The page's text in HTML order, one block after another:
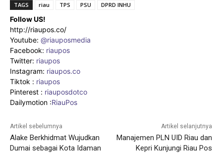
TAGS riau TPS PSU DPRD INHU
Follow US!
http://riaupos.co/
Youtube: @riauposmedia
Facebook: riaupos
Twitter: riaupos
Instagram: riaupos.co
Tiktok : riaupos
Pinterest : riauposdotco
Dailymotion :RiauPos
Artikel sebelumnya
Alake Berkhidmat Wujudkan
Dumai sebagai Kota Idaman
Artikel selanjutnya
Manajemen PLN UID Riau dan
Kepri Kunjungi Riau Pos